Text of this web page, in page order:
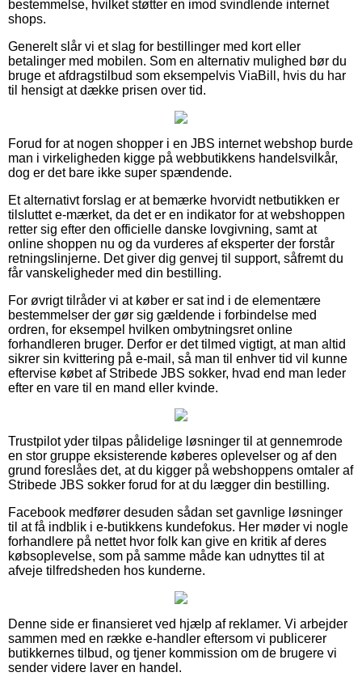
bestemmelse, hvilket støtter en imod svindlende internet
shops.
Generelt slår vi et slag for bestillinger med kort eller
betalinger med mobilen. Som en alternativ mulighed bør du
bruge et afdragstilbud som eksempelvis ViaBill, hvis du har
til hensigt at dække prisen over tid.
Forud for at nogen shopper i en JBS internet webshop burde
man i virkeligheden kigge på webbutikkens handelsvilkår,
dog er det bare ikke super spændende.
Et alternativt forslag er at bemærke hvorvidt netbutikken er
tilsluttet e-mærket, da det er en indikator for at webshoppen
retter sig efter den officielle danske lovgivning, samt at
online shoppen nu og da vurderes af eksperter der forstår
retningslinjerne. Det giver dig genvej til support, såfremt du
får vanskeligheder med din bestilling.
For øvrigt tilråder vi at køber er sat ind i de elementære
bestemmelser der gør sig gældende i forbindelse med
ordren, for eksempel hvilken ombytningsret online
forhandleren bruger. Derfor er det tilmed vigtigt, at man altid
sikrer sin kvittering på e-mail, så man til enhver tid vil kunne
eftervise købet af Stribede JBS sokker, hvad end man leder
efter en vare til en mand eller kvinde.
Trustpilot yder tilpas pålidelige løsninger til at gennemrode
en stor gruppe eksisterende køberes oplevelser og af den
grund foreslåes det, at du kigger på webshoppens omtaler af
Stribede JBS sokker forud for at du lægger din bestilling.
Facebook medfører desuden sådan set gavnlige løsninger
til at få indblik i e-butikkens kundefokus. Her møder vi nogle
forhandlere på nettet hvor folk kan give en kritik af deres
købsoplevelse, som på samme måde kan udnyttes til at
afveje tilfredsheden hos kunderne.
Denne side er finansieret ved hjælp af reklamer. Vi arbejder
sammen med en række e-handler eftersom vi publicerer
butikkernes tilbud, og tjener kommission om de brugere vi
sender videre laver en handel.